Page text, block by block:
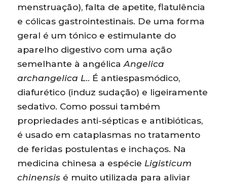
menstruação), falta de apetite, flatulência
e cólicas gastrointestinais. De uma forma
geral é um tónico e estimulante do
aparelho digestivo com uma ação
semelhante à angélicaAngelica
archangelica L.. É antiespasmódico,
diafurético (induz sudação) e ligeiramente
sedativo. Como possui também
propriedades anti-sépticas e antibióticas,
é usado em cataplasmas no tratamento
de feridas postulentas e inchaços. Na
medicina chinesa a espécie Ligisticum
chinensis é muito utilizada para aliviar